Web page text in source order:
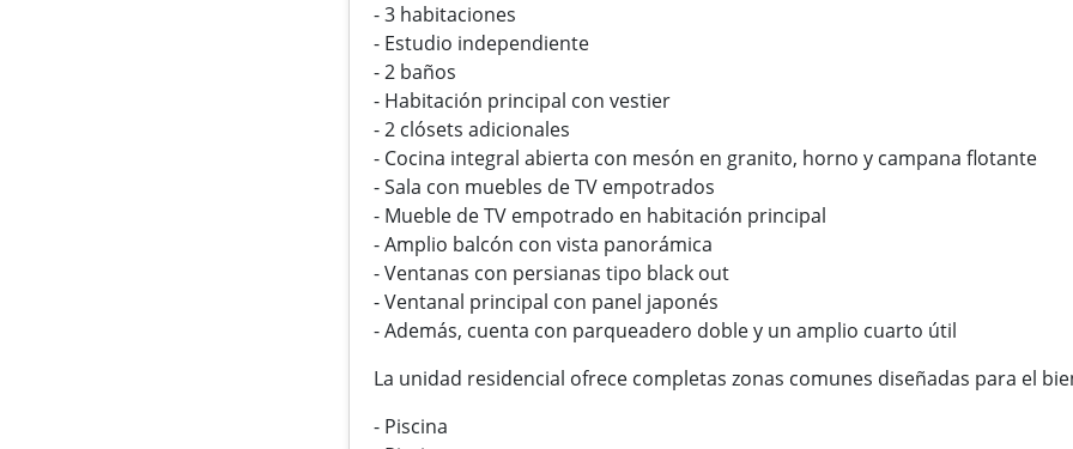
- 3 habitaciones
- Estudio independiente
- 2 baños
- Habitación principal con vestier
- 2 clósets adicionales
- Cocina integral abierta con mesón en granito, horno y campana flotante
- Sala con muebles de TV empotrados
- Mueble de TV empotrado en habitación principal
- Amplio balcón con vista panorámica
- Ventanas con persianas tipo black out
- Ventanal principal con panel japonés
- Además, cuenta con parqueadero doble y un amplio cuarto útil
La unidad residencial ofrece completas zonas comunes diseñadas para el
- Piscina